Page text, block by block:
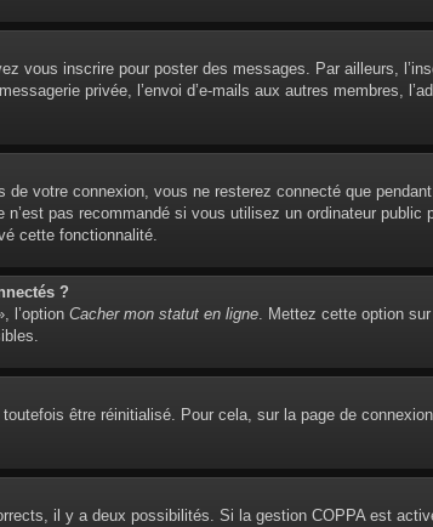
vous inscrire pour poster des messages. Par ailleurs,
privée, l’envoi d’e-mails aux autres membres,
de votre connexion, vous ne resterez connecté que
pas recommandé si vous utilisez un ordinateur
cette fonctionnalité.
?
l’option Cacher mon statut en ligne. Mettez cette option sur
être réinitialisé. Pour cela, sur la page de
il y a deux possibilités. Si la gestion COPPA est